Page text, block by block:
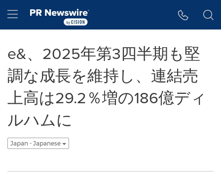
Hamburger menu
e&、2025年第3四半期も堅
調な成長を維持し、連結売
上高は29.2％増の186億ディ
ルハムに
Japan - Japanese